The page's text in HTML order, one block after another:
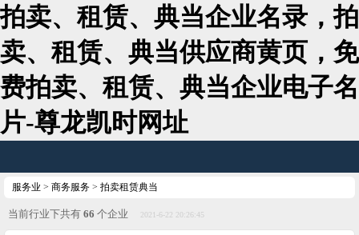
拍卖、租赁、典当企业名录，拍
卖、租赁、典当供应商黄页，免
费拍卖、租赁、典当企业电子名
片-尊龙凯时网址
服务业 > 商务服务 > 拍卖租赁典当
当前行业下共有 66 个企业 2021-6-22 20:26:45